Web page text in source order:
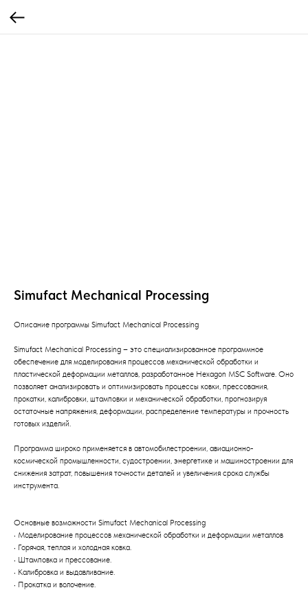
Simufact Mechanical Processing
Описание программы Simufact Mechanical Processing
Simufact Mechanical Processing – это специализированное программное
обеспечение для моделирования процессов механической обработки и
пластической деформации металлов, разработанное Hexagon MSC Software. Оно
позволяет анализировать и оптимизировать процессы ковки, прессования,
прокатки, калибровки, штамповки и механической обработки, прогнозируя
остаточные напряжения, деформации, распределение температуры и прочность
готовых изделий.
Программа широко применяется в автомобилестроении, авиационно-
космической промышленности, судостроении, энергетике и машиностроении для
снижения затрат, повышения точности деталей и увеличения срока службы
инструмента.
Основные возможности Simufact Mechanical Processing
• Моделирование процессов механической обработки и деформации металлов
• Горячая, теплая и холодная ковка.
• Штамповка и прессование.
• Калибровка и выдавливание.
• Прокатка и волочение.